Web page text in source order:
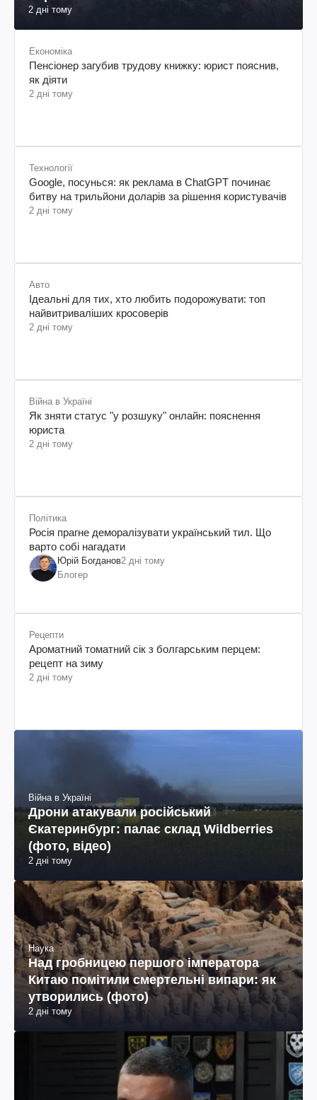
2 дні тому
Економіка
Пенсіонер загубив трудову книжку: юрист пояснив,
як діяти
2 дні тому
Технології
Google, посунься: як реклама в ChatGPT починає
битву на трильйони доларів за рішення користувачів
2 дні тому
Авто
Ідеальні для тих, хто любить подорожувати: топ
найвитриваліших кросоверів
2 дні тому
Війна в Україні
Як зняти статус "у розшуку" онлайн: пояснення
юриста
2 дні тому
Політика
Росія прагне деморалізувати український тил. Що
варто собі нагадати
Юрій Богданов2 дні тому
Блогер
Рецепти
Ароматний томатний сік з болгарським перцем:
рецепт на зиму
2 дні тому
Війна в Україні
Дрони атакували російський
Єкатеринбург: палає склад Wildberries
(фото, відео)
2 дні тому
Наука
Над гробницею першого імператора
Китаю помітили смертельні випари: як
утворились (фото)
2 дні тому